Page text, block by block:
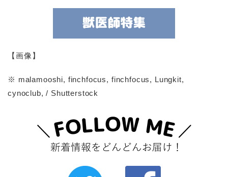
【画像】
※ malamooshi, finchfocus, finchfocus, Lungkit,
cynoclub, / Shutterstock